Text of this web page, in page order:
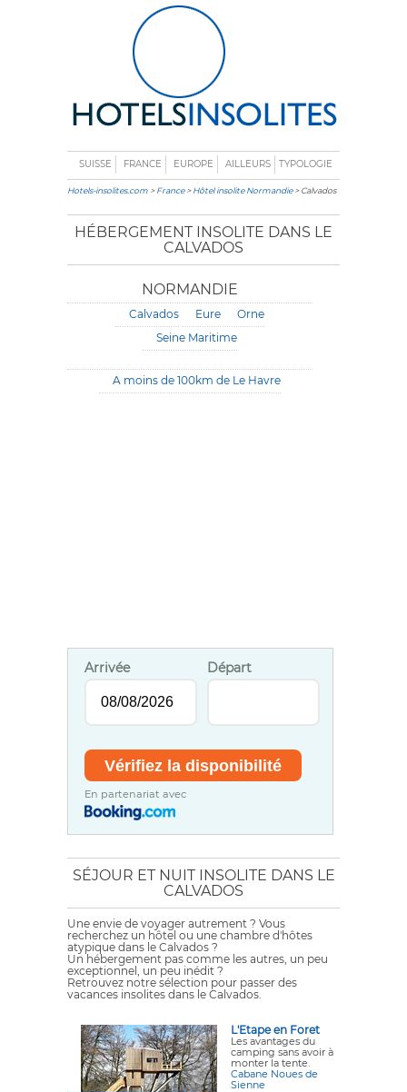
SUISSE FRANCE EUROPE AILLEURS TYPOLOGIE
Hotels-insolites.com >France>Hôtel insolite Normandie> Calvados
HÉBERGEMENT INSOLITE DANS LE
CALVADOS
NORMANDIE
Calvados Eure
Orne
Seine Maritime
A moins de 100km de Le Havre
Arrivée Départ
En partenariat avec
SÉJOUR ET NUIT INSOLITE DANS LE
CALVADOS
Une envie de voyager autrement ? Vous
recherchez un hôtel ou une chambre d'hôtes
atypique dans le Calvados ?
Un hébergement pas comme les autres, un peu
exceptionnel, un peu inédit ?
Retrouvez notre sélection pour passer des
vacances insolites dans le Calvados.
L'Etape en Foret
Les avantages du
camping sans avoir à
monter la tente.
Cabane Noues de
Sienne